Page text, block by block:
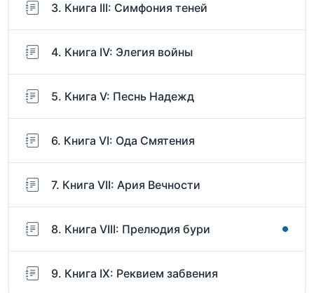
3. Книга III: Симфония теней
4. Книга IV: Элегия войны
5. Книга V: Песнь Надежд
6. Книга VI: Ода Смятения
7. Книга VII: Ария Вечности
8. Книга VIII: Прелюдия бури
9. Книга IX: Реквием забвения